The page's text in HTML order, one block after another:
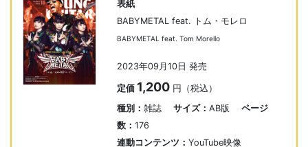
表紙
BABYMETAL feat. トム・モレロ
BABYMETAL feat. Tom Morello
2023年09月10日 発売
定価 1,200 円（税込）
種別：雑誌サイズ：AB版ページ
数：176
連動コンテンツ：YouTube映像